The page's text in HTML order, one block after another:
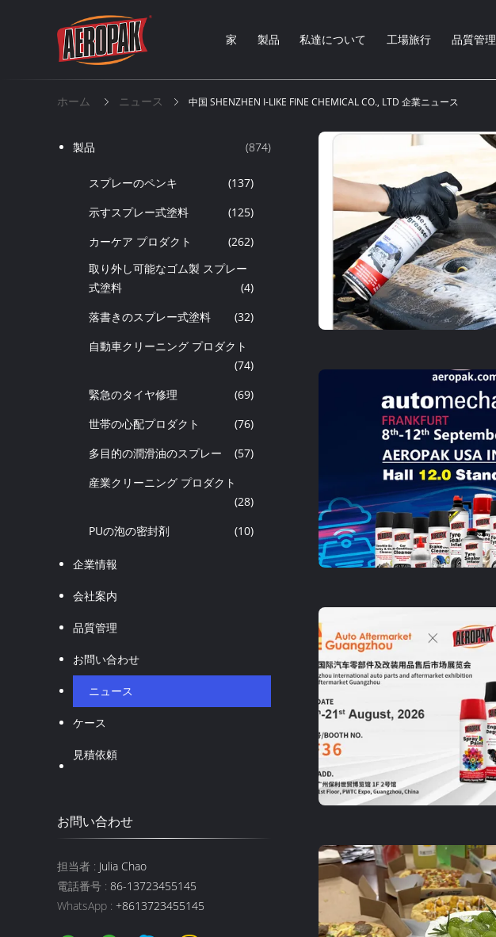
家 製品 私達について 工場旅行 品質管理
ホーム ニュース 中国 SHENZHEN I-LIKE FINE CHEMICAL CO., LTD 企業ニュース
製品 (874)
スプレーのペンキ
(137)
示すスプレー式塗料
(125)
カーケア プロダクト
(262)
取り外し可能なゴム製 スプレー
式塗料
(4)
落書きのスプレー式塗料
(32)
自動車クリーニング プロダクト
(74)
緊急のタイヤ修理
(69)
世帯の心配プロダクト
(76)
多目的の潤滑油のスプレー
(57)
産業クリーニング プロダクト
(28)
PUの泡の密封剤
(10)
企業情報
会社案内
品質管理
お問い合わせ
ニュース
ケース
見積依頼
お問い合わせ
担当者 : Julia Chao
電話番号 : 86-13723455145
WhatsApp : +8613723455145